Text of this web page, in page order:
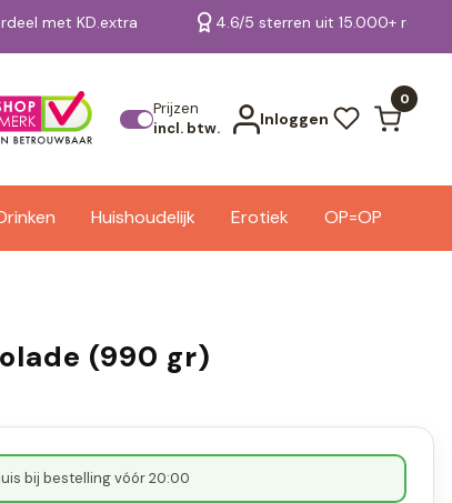
met KD.extra 4.6/5 sterren uit 15.000+
Prijzen
incl. btw.
Inloggen
0
Huishoudelijk Erotiek OP=OP
Bekijk alle resultaten
(990 gr)
bij bestelling vóór 20:00